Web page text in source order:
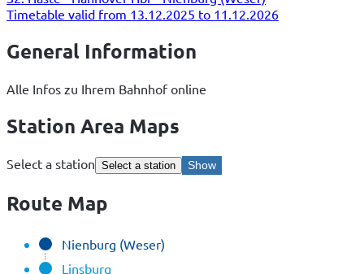
Timetable valid from 13.12.2025 to 11.12.2026
General Information
Alle Infos zu Ihrem Bahnhof online
Station Area Maps
Select a station Select a station Show
Route Map
Nienburg (Weser)
Linsburg